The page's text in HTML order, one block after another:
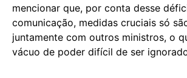
mencionar que, por conta desse
comunicação, medidas cruciais só
juntamente com outros ministros, o
vácuo de poder difícil de ser